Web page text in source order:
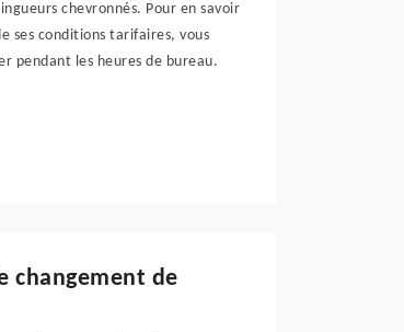
chevronnés. Pour en savoir
ses conditions tarifaires, vous
pendant les heures de bureau.
changement de